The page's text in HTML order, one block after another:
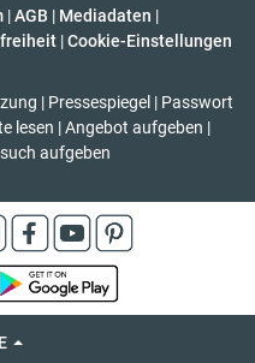
|AGB | Mediadaten |
| Cookie-Einstellungen
| Pressespiegel | Passwort
lesen | Angebot aufgeben |
aufgeben